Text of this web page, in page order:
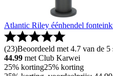
Atlantic Riley éénhendel
(23)Beoordeeld met 4.7 van de
44.99 met Club Karwei
25% korting25% korting